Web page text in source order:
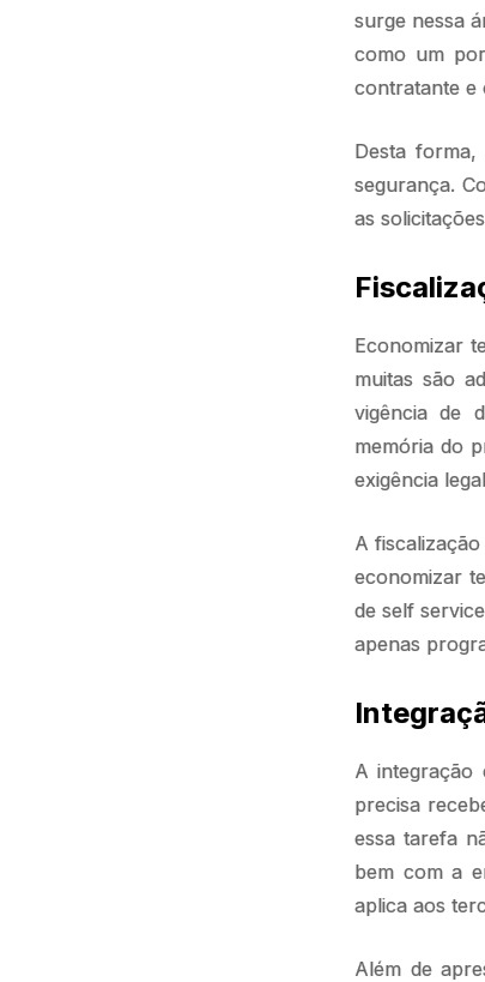
surge nessa
como um
contratante e
Desta
segurança.
as
Economizar
muitas são
vigência de
memória do
exigência
A
economizar
de self
apenas
A integração
precisa
essa tarefa
bem com a
aplica aos
Além de